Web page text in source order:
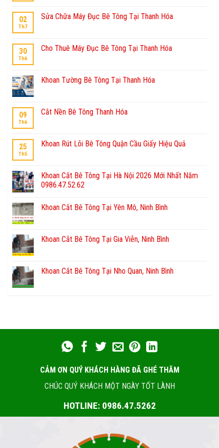
02
Th7
Sửa Chữa Máy Đục Bê Tông Tại Thanh Hóa
30
Th6
Cho Thuê Máy Đục Bê Tông Tại Thanh Hóa
Khoan Tường Bê Tông Tại Thanh Hóa
09
Th6
Cắt Nền Bê Tông Thanh Hóa
25
Th5
Khoan Rút Lõi Bê Tông Quận Cầu Giấy Hiệu Quả
Khoan Cắt Bê Tông Tại Hà Nội 2026 Mới Nhất Năm
0986.47.52.62
Khoan Cắt Bê Tông Tại Yên Mô, Ninh Bình
Khoan Cắt Bê Tông Tại Gia Viễn, Ninh Bình
Khoan Cắt Bê Tông Tại Nho Quan, Ninh Bình
CẢM ƠN QUÝ KHÁCH HÀNG ĐÃ GHÉ THĂM
CHÚC QUÝ KHÁCH MỘT NGÀY TỐT LÀNH
HOTLINE: 0986.47.5262